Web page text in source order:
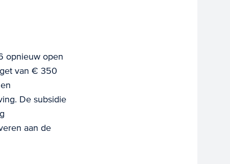
opnieuw open
van € 350
De subsidie
aan de